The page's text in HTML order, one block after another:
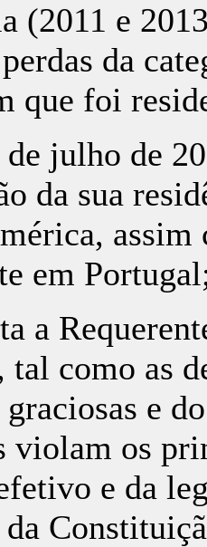
(2011 e
da
que foi
julho de
da sua
assim
em
tal como as
e
violam os
e da